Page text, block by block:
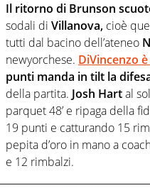
Il ritorno di Brunson
sodali di Villanova, cioè
tutti dal bacino dell’ateneo
newyorchese. DiVincenzo
punti manda in tilt la
della partita. Josh Hartal
parquet 48’ e ripaga della
19 punti e catturando 15
pepita d’oro in mano a
e 12 rimbalzi.